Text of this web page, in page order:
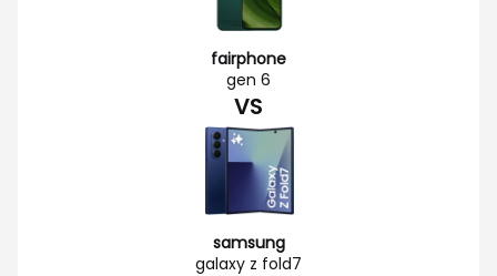
fairphone
gen 6
VS
samsung
galaxy z fold7